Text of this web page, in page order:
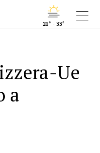
21° - 33°
Ue
a